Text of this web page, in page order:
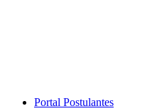
Close
Portal Postulantes